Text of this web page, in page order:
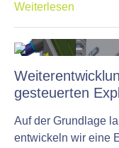
Weiterlesen
gesteuerten
Auf der Grundlage
entwickeln wir eine